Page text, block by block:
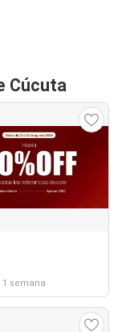
Cúcuta
semana